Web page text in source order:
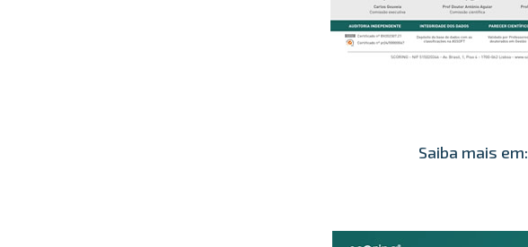
Saiba mais em: